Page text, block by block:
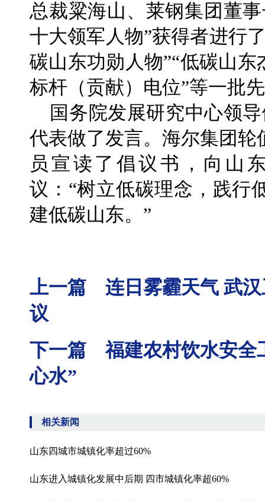
总裁粱海山、莱钢集团董
十大领军人物”获得者进行
碳山东功勋人物”“低碳山
标杆（贡献）电位”等一批
国务院发展研究中心领
代表做了发言。海尔集团
员宣读了倡议书，向山
议：“树立低碳理念，践行
建低碳山东。”
上一篇 连日雾霾天气 武汉
议
下一篇 福建农村饮水安全
心水”
相关新闻
山东四城市城镇化率超过60%
山东进入城镇化发展中后期 四市城镇化率超60%